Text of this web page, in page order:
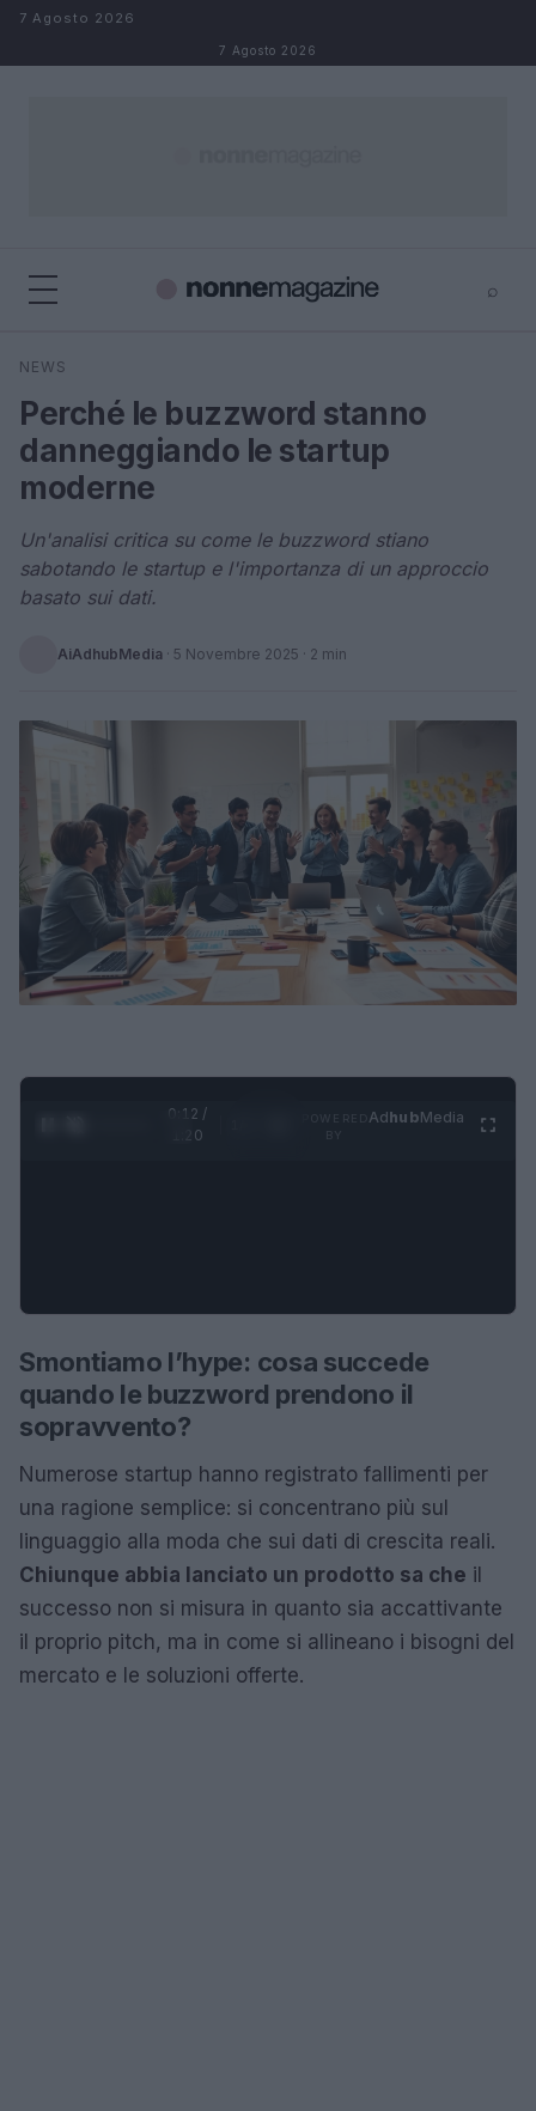
Salta al contenuto
7 Agosto 2026
7 Agosto 2026
⌕
Cerca
NEWS
Perché le buzzword stanno
danneggiando le startup
moderne
Un'analisi critica su come le buzzword stiano
sabotando le startup e l'importanza di un approccio
basato sui dati.
AiAdhubMedia · 5 Novembre 2025 · 2 min
0:13 /
1:20
AdhubMedia
Smontiamo l’hype: cosa succede
quando le buzzword prendono il
sopravvento?
Numerose startup hanno registrato fallimenti per
una ragione semplice: si concentrano più sul
linguaggio alla moda che sui dati di crescita reali.
Chiunque abbia lanciato un prodotto sa che il
successo non si misura in quanto sia accattivante
il proprio pitch, ma in come si allineano i bisogni del
mercato e le soluzioni offerte.